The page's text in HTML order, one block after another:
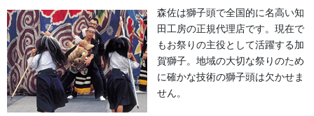
獅子舞・衣裳・別仕立・小物
祭り前掛け・けんたい・胸当て
提灯 祭
幕・のぼり
森佐は獅子頭で全国的に名高い知
田工房の正規代理店です。現在で
もお祭りの主役として活躍する加
賀獅子。地域の大切な祭りのため
に確かな技術の獅子頭は欠かせま
せん。